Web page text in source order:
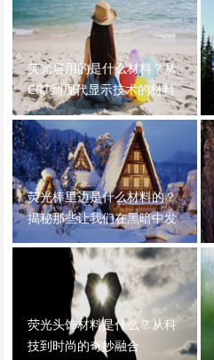
荧光屏用的是什么材料？从
CRT到现代显示技术的材料
演变
荧光棒里边是什么材料的？
揭秘那些让我们在黑暗中发
光的神奇化学物质
荧光头饰材料是什么？从科
技到时尚的奇妙融合